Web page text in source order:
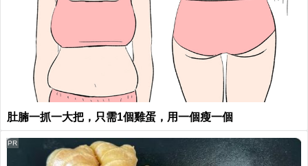
肚腩一抓一大把，只需1個雞蛋，用一個瘦一個
PR